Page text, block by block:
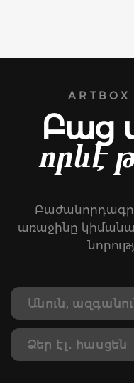
Բաց
որևէ
առաջինը